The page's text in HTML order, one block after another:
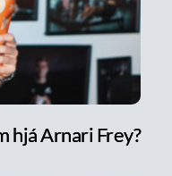
hjá Arnari Frey?